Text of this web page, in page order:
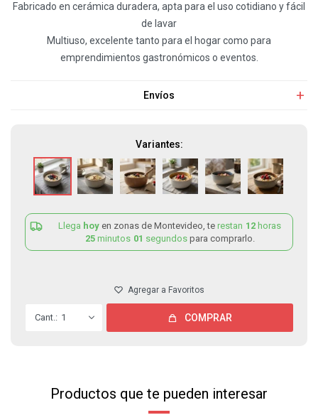
Fabricado en cerámica duradera, apta para el uso cotidiano y fácil
de lavar
Multiuso, excelente tanto para el hogar como para
emprendimientos gastronómicos o eventos.
Envíos
Variantes:
Llega hoy en zonas de Montevideo, te restan 12 horas
25 minutos 01 segundos para comprarlo.
1 COMPRAR
Productos que te pueden interesar